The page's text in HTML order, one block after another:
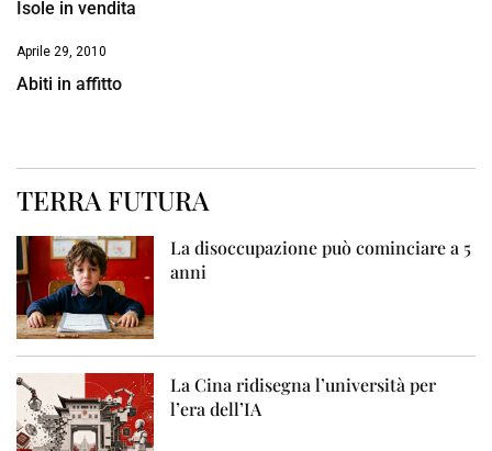
Isole in vendita
Aprile 29, 2010
Abiti in affitto
TERRA FUTURA
La disoccupazione può cominciare a 5
anni
La Cina ridisegna l’università per
l’era dell’IA